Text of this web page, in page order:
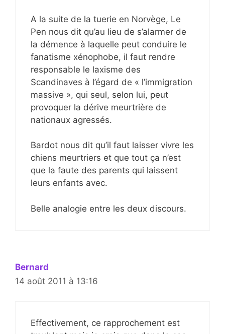
A la suite de la tuerie en Norvège, Le
Pen nous dit qu’au lieu de s’alarmer de
la démence à laquelle peut conduire le
fanatisme xénophobe, il faut rendre
responsable le laxisme des
Scandinaves à l’égard de « l’immigration
massive », qui seul, selon lui, peut
provoquer la dérive meurtrière de
nationaux agressés.
Bardot nous dit qu’il faut laisser vivre les
chiens meurtriers et que tout ça n’est
que la faute des parents qui laissent
leurs enfants avec.
Belle analogie entre les deux discours.
Bernard
14 août 2011 à 13:16
Effectivement, ce rapprochement est